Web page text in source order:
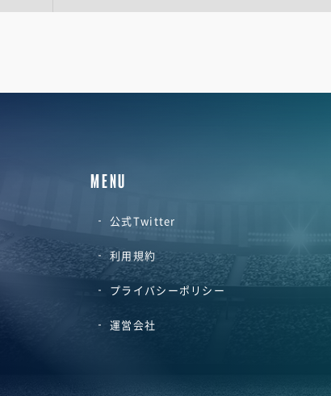
MENU
公式Twitter
利用規約
プライバシーポリシー
運営会社